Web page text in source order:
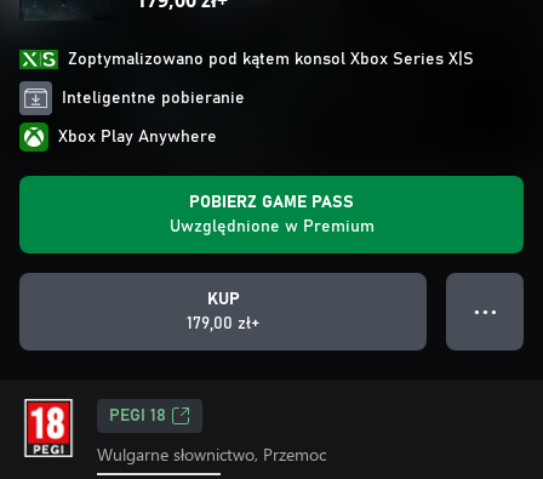
Zoptymalizowano pod kątem konsol Xbox Series X|S
Inteligentne pobieranie
Xbox Play Anywhere
POBIERZ GAME PASS
Uwzględnione w Premium
KUP
179,00 zł+
● ● ●
PEGI 18
Wulgarne słownictwo, Przemoc